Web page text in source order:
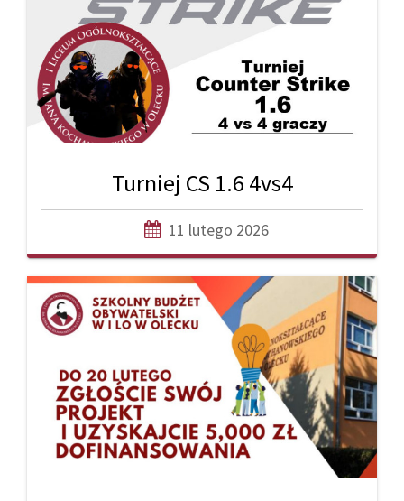
Turniej CS 1.6 4vs4
11 lutego 2026